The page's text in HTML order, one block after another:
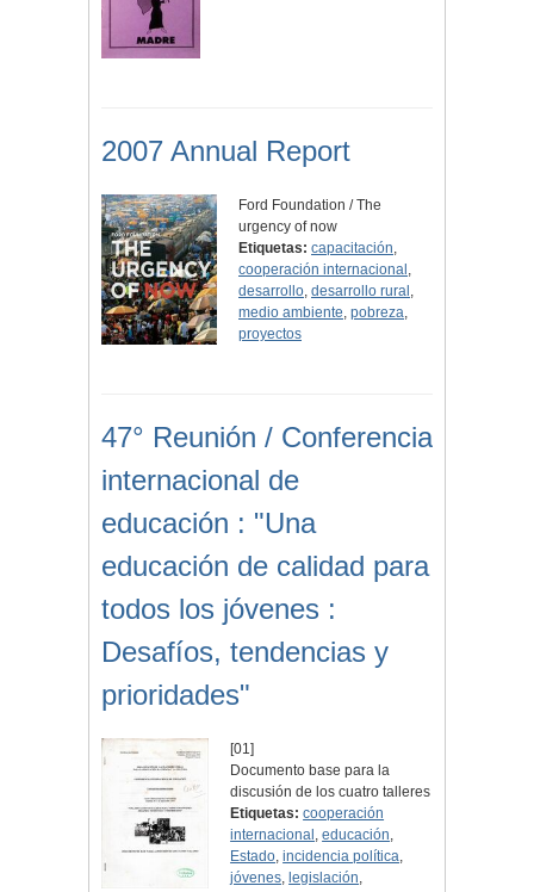
2007 Annual Report
Ford Foundation / The
urgency of now
Etiquetas: capacitación,
cooperación internacional ,
desarrollo,desarrollo rural ,
medio ambiente,pobreza,
proyectos
47° Reunión / Conferencia
internacional de
educación : "Una
educación de calidad para
todos los jóvenes :
Desafíos, tendencias y
prioridades"
[01]
Documento base para la
discusión de los cuatro talleres
Etiquetas: cooperación
internacional ,educación,
Estado,incidencia política,
jóvenes, legislación,